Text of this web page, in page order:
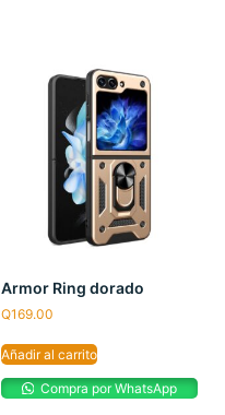
Armor Ring dorado
Q169.00
Añadir al carrito
Compra por WhatsApp